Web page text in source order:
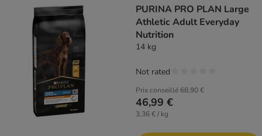
PURINA PRO PLAN Large
Athletic Adult Everyday
Nutrition
14 kg
Prix conseillé 68,90 €
46,99 €
3,36 € / kg
Not rated